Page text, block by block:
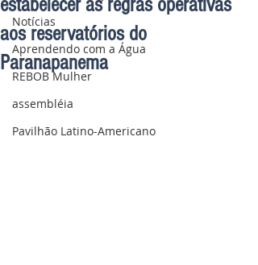
Notícias
Aprendendo com a Água
REBOB Mulher
assembléia
Pavilhão Latino-Americano
estabelecer as regras operativas
aos reservatórios do
Paranapanema